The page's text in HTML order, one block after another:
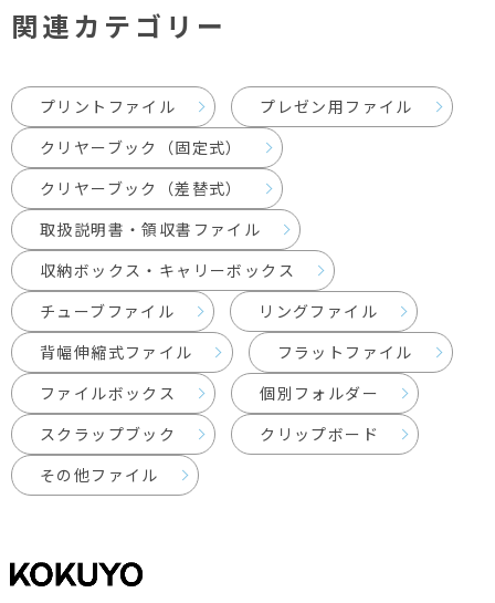
関連カテゴリー
プリントファイル
プレゼン用ファイル
クリヤーブック（固定式）
クリヤーブック（差替式）
取扱説明書・領収書ファイル
収納ボックス・キャリーボックス
チューブファイル
リングファイル
背幅伸縮式ファイル
フラットファイル
ファイルボックス
個別フォルダー
スクラップブック
クリップボード
その他ファイル